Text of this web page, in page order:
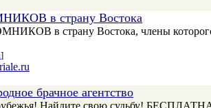
в страну Востока
в страну Востока, члены которого
]
брачное агентство
Найдите свою судьбу!